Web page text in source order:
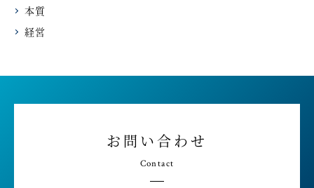
本質
経営
お問い合わせ
Contact